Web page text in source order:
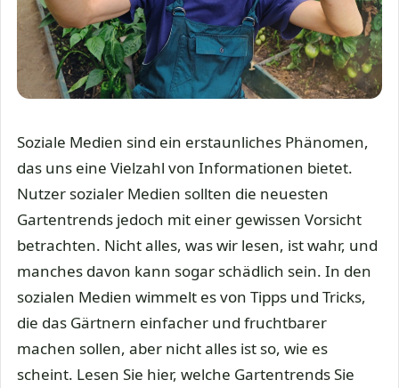
Soziale Medien sind ein erstaunliches Phänomen,
das uns eine Vielzahl von Informationen bietet.
Nutzer sozialer Medien sollten die neuesten
Gartentrends jedoch mit einer gewissen Vorsicht
betrachten. Nicht alles, was wir lesen, ist wahr, und
manches davon kann sogar schädlich sein. In den
sozialen Medien wimmelt es von Tipps und Tricks,
die das Gärtnern einfacher und fruchtbarer
machen sollen, aber nicht alles ist so, wie es
scheint. Lesen Sie hier, welche Gartentrends Sie